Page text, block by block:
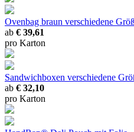
Ovenbag braun verschiedene
ab € 39,61
pro Karton
Sandwichboxen verschiedene
ab € 32,10
pro Karton